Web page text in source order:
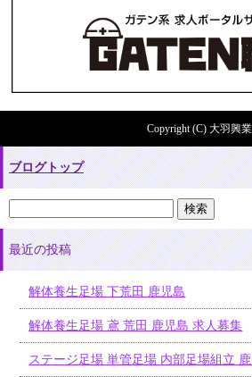
Copyright (C) 大羽興業
ブログトップ
最近の投稿
解体養生足場 下荒田 鹿児島
解体養生足場 鳶 荒田 鹿児島 求人募集
ステージ足場 単管足場 内部足場組立